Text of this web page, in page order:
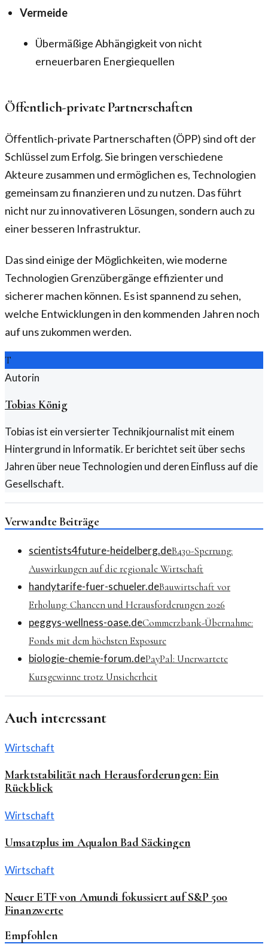
Vermeide
Übermäßige Abhängigkeit von nicht
erneuerbaren Energiequellen
Öffentlich-private Partnerschaften
Öffentlich-private Partnerschaften (ÖPP) sind oft der
Schlüssel zum Erfolg. Sie bringen verschiedene
Akteure zusammen und ermöglichen es, Technologien
gemeinsam zu finanzieren und zu nutzen. Das führt
nicht nur zu innovativeren Lösungen, sondern auch zu
einer besseren Infrastruktur.
Das sind einige der Möglichkeiten, wie moderne
Technologien Grenzübergänge effizienter und
sicherer machen können. Es ist spannend zu sehen,
welche Entwicklungen in den kommenden Jahren noch
auf uns zukommen werden.
T
Autorin
Tobias König
Tobias ist ein versierter Technikjournalist mit einem
Hintergrund in Informatik. Er berichtet seit über sechs
Jahren über neue Technologien und deren Einfluss auf die
Gesellschaft.
Verwandte Beiträge
scientists4future-heidelberg.deB430-Sperrung:
Auswirkungen auf die regionale Wirtschaft
handytarife-fuer-schueler.deBauwirtschaft vor
Erholung: Chancen und Herausforderungen 2026
peggys-wellness-oase.deCommerzbank-Übernahme:
Fonds mit dem höchsten Exposure
biologie-chemie-forum.dePayPal: Unerwartete
Kursgewinne trotz Unsicherheit
Auch interessant
Wirtschaft
Marktstabilität nach Herausforderungen: Ein
Rückblick
Wirtschaft
Umsatzplus im Aqualon Bad Säckingen
Wirtschaft
Neuer ETF von Amundi fokussiert auf S&P 500
Finanzwerte
Empfohlen